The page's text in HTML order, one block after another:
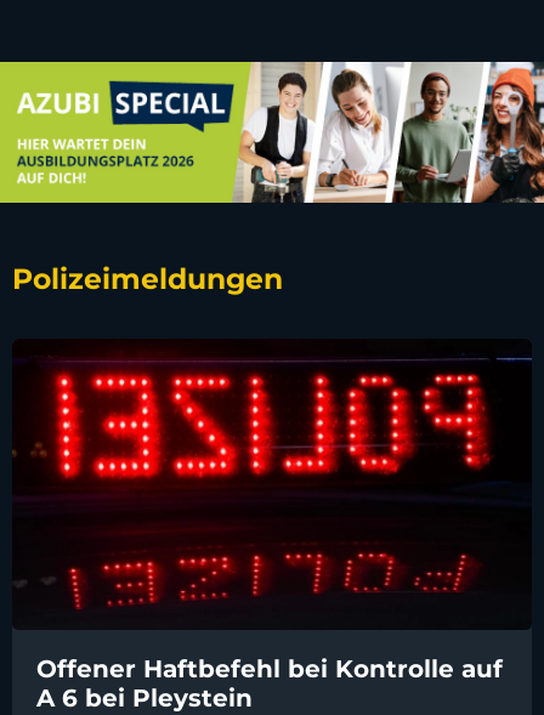
Polizeimeldungen
Offener Haftbefehl bei Kontrolle auf
A 6 bei Pleystein